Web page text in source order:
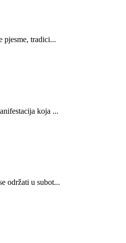
pjesme, tradici...
koja ...
održati u subot...